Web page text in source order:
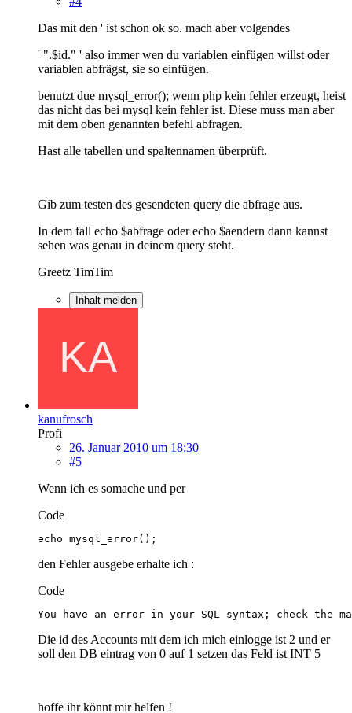
Das mit den ' ist schon ok so. mach aber volgendes
' ".$id." ' also immer wen du variablen einfügen willst oder
variablen abfrägst, sie so einfügen.
benutzt due mysql_error(); wenn php kein fehler erzeugt, heist
das nicht das bei mysql kein fehler ist. Diese muss man aber
mit dem oben genannten befehl abfragen.
Hast alle tabellen und spaltennamen überprüft.
Gib zum testen des gesendeten query die abfrage aus.
In dem fall echo $abfrage oder echo $aendern dann kannst
sehen was genau in deinem query steht.
Greetz TimTim
Inhalt melden
kanufrosch
Profi
26. Januar 2010 um 18:30
#5
Wenn ich es somache und per
Code
echo mysql_error();
den Fehler ausgebe erhalte ich :
Code
You have an error in your SQL syntax; check the
Die id des Accounts mit dem ich mich einlogge ist 2 und er
soll den DB eintrag von 0 auf 1 setzen das Feld ist INT 5
hoffe ihr könnt mir helfen !